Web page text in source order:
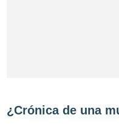
¿Crónica de una